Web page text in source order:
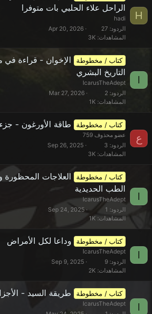
H
الراحل علاء الحلبي بات متوفرا
hadi
الردود 27
المشاهدات 3K
Apr 20, 2026
I
كتاب / مخطوطة
الإخوان - قراءة في
التاريخ البشري
IcarusTheAdept
الردود 2
المشاهدات 1K
Mar 27, 2026
ع
كتاب / مخطوطة طاقة الأورغون - جزء 1،2
عضو محذوف 759
الردود 3
المشاهدات 3K
Sep 26, 2025
I
كتاب / مخطوطة
العلاجات المحظورة
الطب الحديدية
IcarusTheAdept
الردود 1
المشاهدات 1K
Sep 24, 2025
I
كتاب / مخطوطة وداعا لكل الأمراض
IcarusTheAdept
الردود 9
المشاهدات 2K
Sep 9, 2025
I
كتاب / مخطوطة طريقة السيد - الأجزاء
IcarusTheAdept